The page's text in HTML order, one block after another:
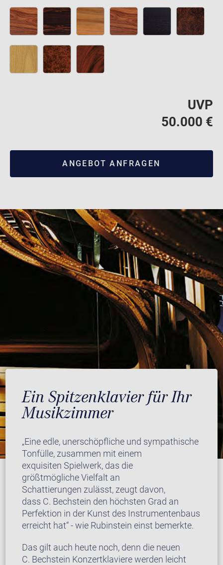
UVP
50.000 €
ANGEBOT ANFRAGEN
Ein Spitzenklavier für Ihr
Musikzimmer
„Eine edle, unerschöpfliche und sympathische
Tonfülle, zusammen mit einem
exquisiten Spielwerk, das die
größtmögliche Vielfalt an
Schattierungen zulässt, zeugt davon,
dass C. Bechstein den höchsten Grad an
Perfektion in der Kunst des Instrumentenbaus
erreicht hat“ - wie Rubinstein einst bemerkte.
Das gilt auch heute noch, denn die neuen
C. Bechstein Konzertklaviere werden leicht